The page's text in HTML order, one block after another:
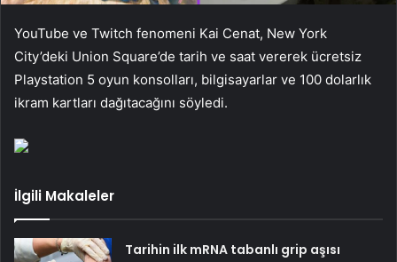
YouTube ve Twitch fenomeni Kai Cenat, New York
City’deki Union Square’de tarih ve saat vererek ücretsiz
Playstation 5 oyun konsolları, bilgisayarlar ve 100 dolarlık
ikram kartları dağıtacağını söyledi.
İlgili Makaleler
Tarihin ilk mRNA tabanlı grip aşısı